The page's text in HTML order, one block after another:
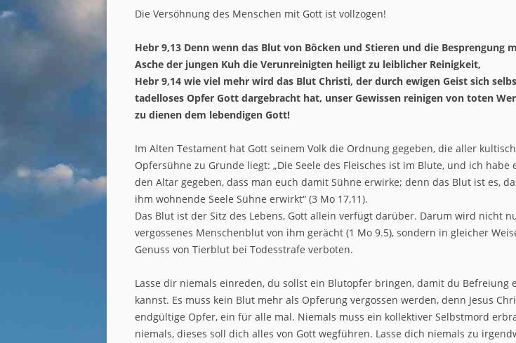
Die Versöhnung des Menschen mit Gott ist vollzogen!
Hebr 9,13 Denn wenn das Blut von Böcken und Stieren und die Besprengung
Asche der jungen Kuh die Verunreinigten heiligt zu leiblicher Reinigkeit,
Hebr 9,14 wie viel mehr wird das Blut Christi, der durch ewigen Geist sich
tadelloses Opfer Gott dargebracht hat, unser Gewissen reinigen von toten
zu dienen dem lebendigen Gott!
Im Alten Testament hat Gott seinem Volk die Ordnung gegeben, die aller
Opfersühne zu Grunde liegt: „Die Seele des Fleisches ist im Blute, und ich habe
den Altar gegeben, dass man euch damit Sühne erwirke; denn das Blut ist es,
ihm wohnende Seele Sühne erwirkt“ (3 Mo 17,11).
Das Blut ist der Sitz des Lebens, Gott allein verfügt darüber. Darum wird nicht
vergossenes Menschenblut von ihm gerächt (1 Mo 9.5), sondern in gleicher
Genuss von Tierblut bei Todesstrafe verboten.
Lasse dir niemals einreden, du sollst ein Blutopfer bringen, damit du Befreiung
kannst. Es muss kein Blut mehr als Opferung vergossen werden, denn Jesus
endgültige Opfer, ein für alle mal. Niemals muss ein kollektiver Selbstmord
niemals, dieses soll dich alles von Gott wegführen. Lasse dich niemals zu